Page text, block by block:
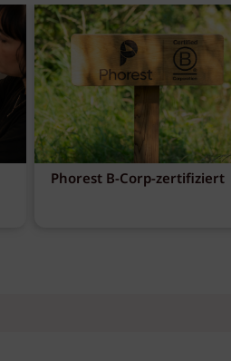
Phorest B-Corp-zertifiziert